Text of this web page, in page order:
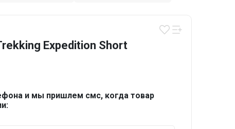
Expedition Short
и мы пришлем смс, когда товар